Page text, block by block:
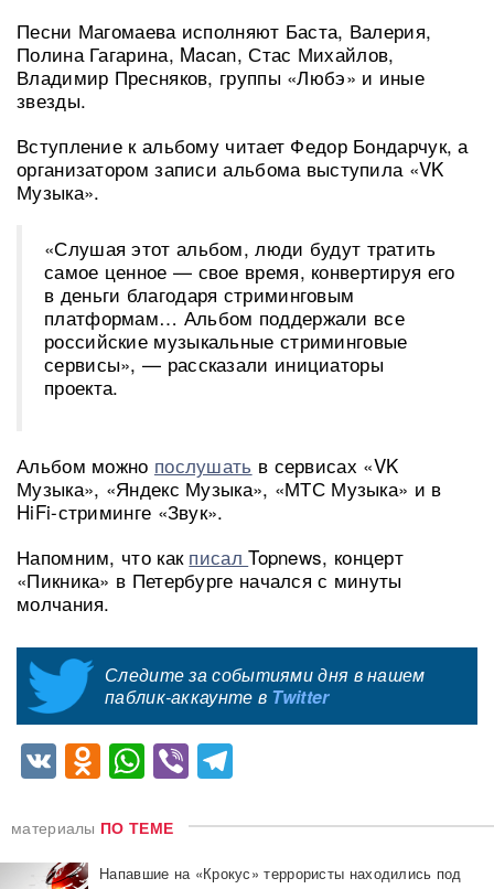
Песни Магомаева исполняют Баста, Валерия,
Полина Гагарина, Macan, Стас Михайлов,
Владимир Пресняков, группы «Любэ» и иные
звезды.
Вступление к альбому читает Федор Бондарчук, а
организатором записи альбома выступила «VK
Музыка».
«Слушая этот альбом, люди будут тратить
самое ценное — свое время, конвертируя его
в деньги благодаря стриминговым
платформам… Альбом поддержали все
российские музыкальные стриминговые
сервисы», — рассказали инициаторы
проекта.
Альбом можно послушать в сервисах «VK
Музыка», «Яндекс Музыка», «МТС Музыка» и в
HiFi-стриминге «Звук».
Напомним, что как писалTopnews, концерт
«Пикника» в Петербурге начался с минуты
молчания.
Следите за событиями дня в нашем
паблик-аккаунте в Twitter
VKOdnoklassniki
WhatsApp
Viber
материалы ПО ТЕМЕ
Напавшие на «Крокус» террористы находились под